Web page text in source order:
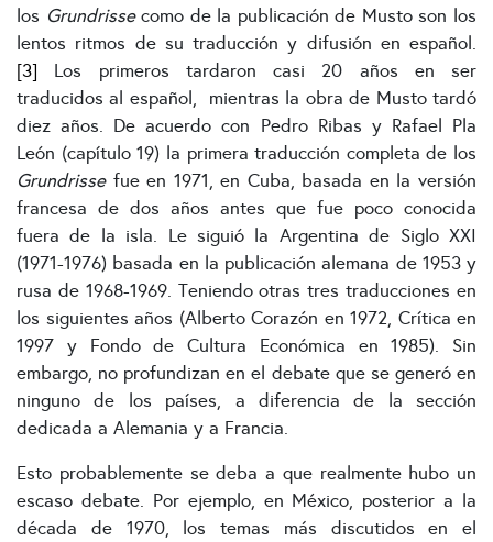
los Grundrissecomo de la publicación de Musto son los
lentos ritmos de su traducción y difusión en español.
[3] Los primeros tardaron casi 20 años en ser
traducidos al español, mientras la obra de Musto tardó
diez años. De acuerdo con Pedro Ribas y Rafael Pla
León (capítulo 19) la primera traducción completa de los
Grundrissefue en 1971, en Cuba, basada en la versión
francesa de dos años antes que fue poco conocida
fuera de la isla. Le siguió la Argentina de Siglo XXI
(1971-1976) basada en la publicación alemana de 1953 y
rusa de 1968-1969. Teniendo otras tres traducciones en
los siguientes años (Alberto Corazón en 1972, Crítica en
1997 y Fondo de Cultura Económica en 1985). Sin
embargo, no profundizan en el debate que se generó en
ninguno de los países, a diferencia de la sección
dedicada a Alemania y a Francia.
Esto probablemente se deba a que realmente hubo un
escaso debate. Por ejemplo, en México, posterior a la
década de 1970, los temas más discutidos en el